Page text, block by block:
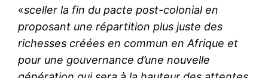
«sceller la fin du pacte post-colonial en
proposant une répartition plus juste des
richesses créées en commun en Afrique et
pour une gouvernance d’une nouvelle